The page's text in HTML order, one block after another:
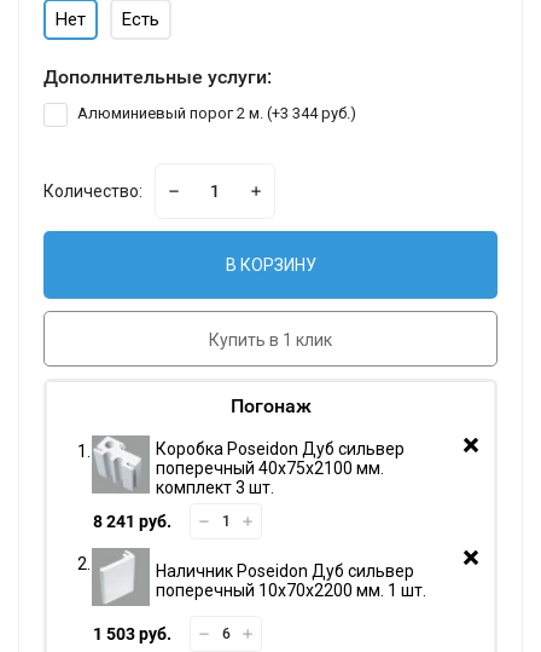
Нет Есть
Дополнительные услуги:
Алюминиевый порог 2 м. (+3 344 руб.)
Количество:
В КОРЗИНУ
Купить в 1 клик
Погонаж
Коробка Poseidon Дуб сильвер
поперечный 40х75х2100 мм.
комплект 3 шт.
8 241 руб.
Наличник Poseidon Дуб сильвер
поперечный 10х70х2200 мм. 1 шт.
1 503 руб.